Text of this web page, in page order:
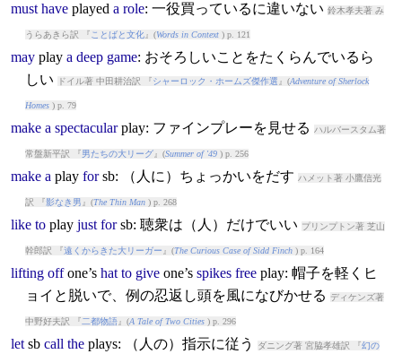
must have played a role: 一役買っているに違いない 鈴木孝夫著 み
うらあきら訳 『 ことばと文化』(Words in Context) p. 121
may play a deep game: おそろしいことをたくらんでいるら
しい
ドイル著 中田耕治訳 『 シャーロック・ホームズ傑作選 』(Adventure of Sherlock
Homes) p. 79
make a spectacular play: ファインプレーを見せる ハルバースタム著
常盤新平訳 『 男たちの大リーグ』(Summer of '49) p. 256
make a play forsb: （人に）ちょっかいをだす ハメット著 小鷹信光
訳 『影なき男 』(The Thin Man) p. 268
like to play just forsb: 聴衆は（人）だけでいい プリンプトン著 芝山
幹郎訳 『遠くからきた大リーガー 』(The Curious Case of Sidd Finch) p. 164
lifting offone’s hat to giveone’s spikes free play: 帽子を軽くヒ
ョイと脱いで、例の忍返し頭を風になびかせる
ディケンズ著
中野好夫訳 『二都物語』(A Tale of Two Cities) p. 296
letsb call the plays: （人の）指示に従う ダニング著 宮脇孝雄訳 『幻の